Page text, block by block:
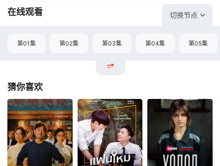
在线观看 切换节点
第01集 第02集 第03集 第04集 第05集
猜你喜欢